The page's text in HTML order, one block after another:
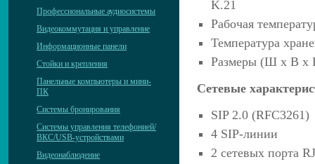
Профессиональные аудиосистемы
Видеокоммутация и управление
Информационные панели
Стойки и крепления
Панельные компьютеры и мини-
ПК
Системы бронирования
Системы управления телефонией/
ВКС/USB-устройствами
Видеонаблюдение
K.21
Рабочая
Температура
Размеры (Ш x В x
Сетевые
SIP 2.0 (RFC3261)
4 SIP-линии
2 сетевых порта